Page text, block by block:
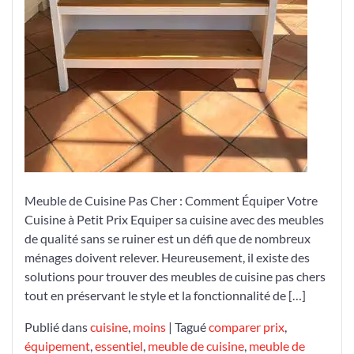
Économique
Meuble de Cuisine Pas Cher : Comment Équiper Votre
Cuisine à Petit Prix Equiper sa cuisine avec des meubles
de qualité sans se ruiner est un défi que de nombreux
ménages doivent relever. Heureusement, il existe des
solutions pour trouver des meubles de cuisine pas chers
tout en préservant le style et la fonctionnalité de […]
Publié danscuisine, moins | Taguécomparer prix,
équipement,essentiel, meuble de cuisine, meuble de